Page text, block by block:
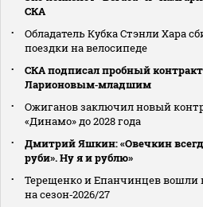
СКА
Обладатель Кубка Стэнли Хара
поездки на велосипеде
СКА подписал пробный
Ларионовым‑младшим
Ожиганов заключил новый
«Динамо» до 2028 года
Дмитрий Яшкин: «Овечкин
руби». Ну я и рублю»
Терещенко и Епанчинцев вошли
на сезон‑2026/27